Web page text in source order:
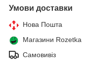
Умови доставки
Нова Пошта
Магазини Rozetka
Самовивіз